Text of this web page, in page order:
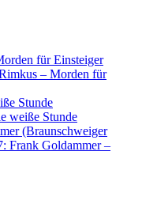
für Einsteiger
– Morden für
Stunde
weiße Stunde
(Braunschweiger
Frank Goldammer –